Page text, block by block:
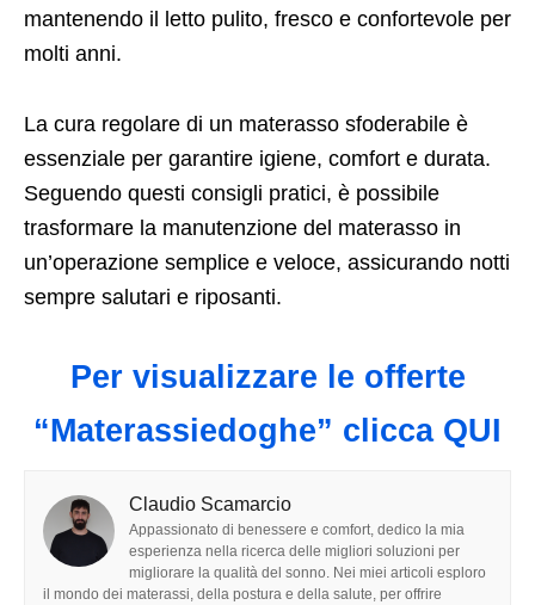
mantenendo il letto pulito, fresco e confortevole per
molti anni.
La cura regolare di un materasso sfoderabile è
essenziale per garantire igiene, comfort e durata.
Seguendo questi consigli pratici, è possibile
trasformare la manutenzione del materasso in
un’operazione semplice e veloce, assicurando notti
sempre salutari e riposanti.
Per visualizzare le offerte
“Materassiedoghe” clicca QUI
Claudio Scamarcio
Appassionato di benessere e comfort, dedico la mia
esperienza nella ricerca delle migliori soluzioni per
migliorare la qualità del sonno. Nei miei articoli esploro
il mondo dei materassi, della postura e della salute, per offrire